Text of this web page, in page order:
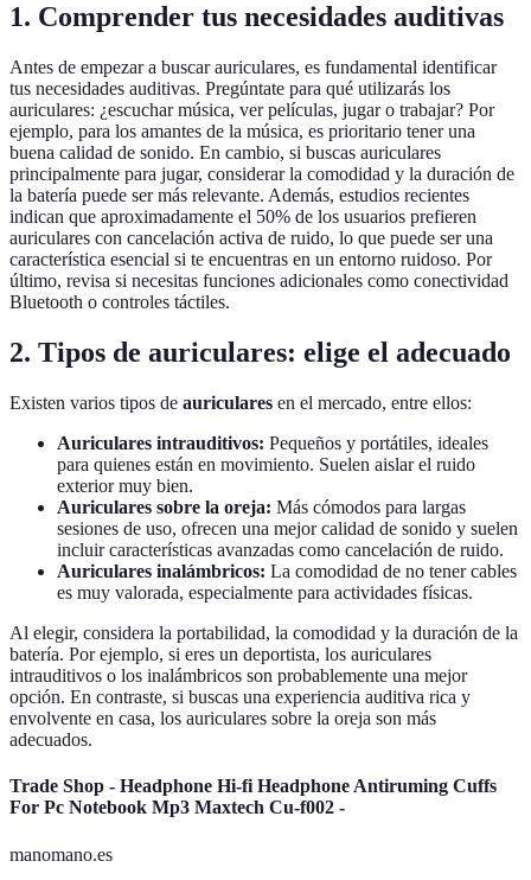
1. Comprender tus necesidades auditivas
Antes de empezar a buscar auriculares, es fundamental identificar
tus necesidades auditivas. Pregúntate para qué utilizarás los
auriculares: ¿escuchar música, ver películas, jugar o trabajar? Por
ejemplo, para los amantes de la música, es prioritario tener una
buena calidad de sonido. En cambio, si buscas auriculares
principalmente para jugar, considerar la comodidad y la duración de
la batería puede ser más relevante. Además, estudios recientes
indican que aproximadamente el 50% de los usuarios prefieren
auriculares con cancelación activa de ruido, lo que puede ser una
característica esencial si te encuentras en un entorno ruidoso. Por
último, revisa si necesitas funciones adicionales como conectividad
Bluetooth o controles táctiles.
2. Tipos de auriculares: elige el adecuado
Existen varios tipos de auriculares en el mercado, entre ellos:
Auriculares intrauditivos: Pequeños y portátiles, ideales
para quienes están en movimiento. Suelen aislar el ruido
exterior muy bien.
Auriculares sobre la oreja: Más cómodos para largas
sesiones de uso, ofrecen una mejor calidad de sonido y suelen
incluir características avanzadas como cancelación de ruido.
Auriculares inalámbricos: La comodidad de no tener cables
es muy valorada, especialmente para actividades físicas.
Al elegir, considera la portabilidad, la comodidad y la duración de la
batería. Por ejemplo, si eres un deportista, los auriculares
intrauditivos o los inalámbricos son probablemente una mejor
opción. En contraste, si buscas una experiencia auditiva rica y
envolvente en casa, los auriculares sobre la oreja son más
adecuados.
Trade Shop - Headphone Hi-fi Headphone Antiruming Cuffs
For Pc Notebook Mp3 Maxtech Cu-f002 -
manomano.es